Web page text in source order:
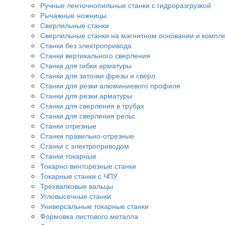
Ручные ленточнопильные станки с гидроразгрузкой
Рычажные ножницы
Сверлильные станки
Сверлильные станки на магнитном основании и
Станки без электропривода
Станки вертикального сверления
Станки для гибки арматуры
Станки для заточки фрезы и сверл
Станки для резки алюминиевого профиля
Станки для резки арматуры
Станки для сверления в трубах
Станки для сверления рельс
Станки отрезные
Станки правильно-отрезные
Станки с электроприводом
Станки токарные
Токарно-винторезные станки
Токарные станки с ЧПУ
Трехвалковые вальцы
Угловысечные станки
Универсальные токарные станки
Формовка листового металла